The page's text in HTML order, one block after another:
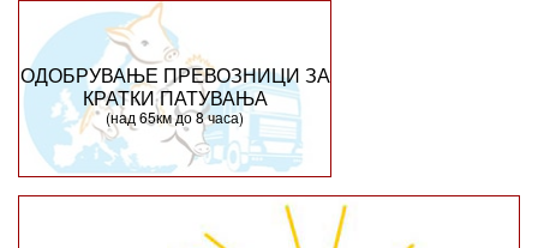
ОДОБРУВАЊЕ ПРЕВОЗНИЦИ ЗА
КРАТКИ ПАТУВАЊА
(над 65км до 8 часа)